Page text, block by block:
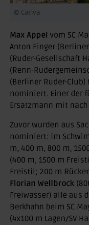
© Canva
Max Appel vom SC
Anton Finger
(Ruder-Gesellschaft
(Renn-
(Berliner Ruder-
nominiert. Einer der
Ersatzmann mit
Zuvor wurden aus
nominiert: im
m, 400 m, 800 m,
(400 m, 1500 m
Freistil; 200 m
Florian Wellbrock
Freiwasser) alle aus
Berkhahn beim SC
(4x100 m Lagen/SV